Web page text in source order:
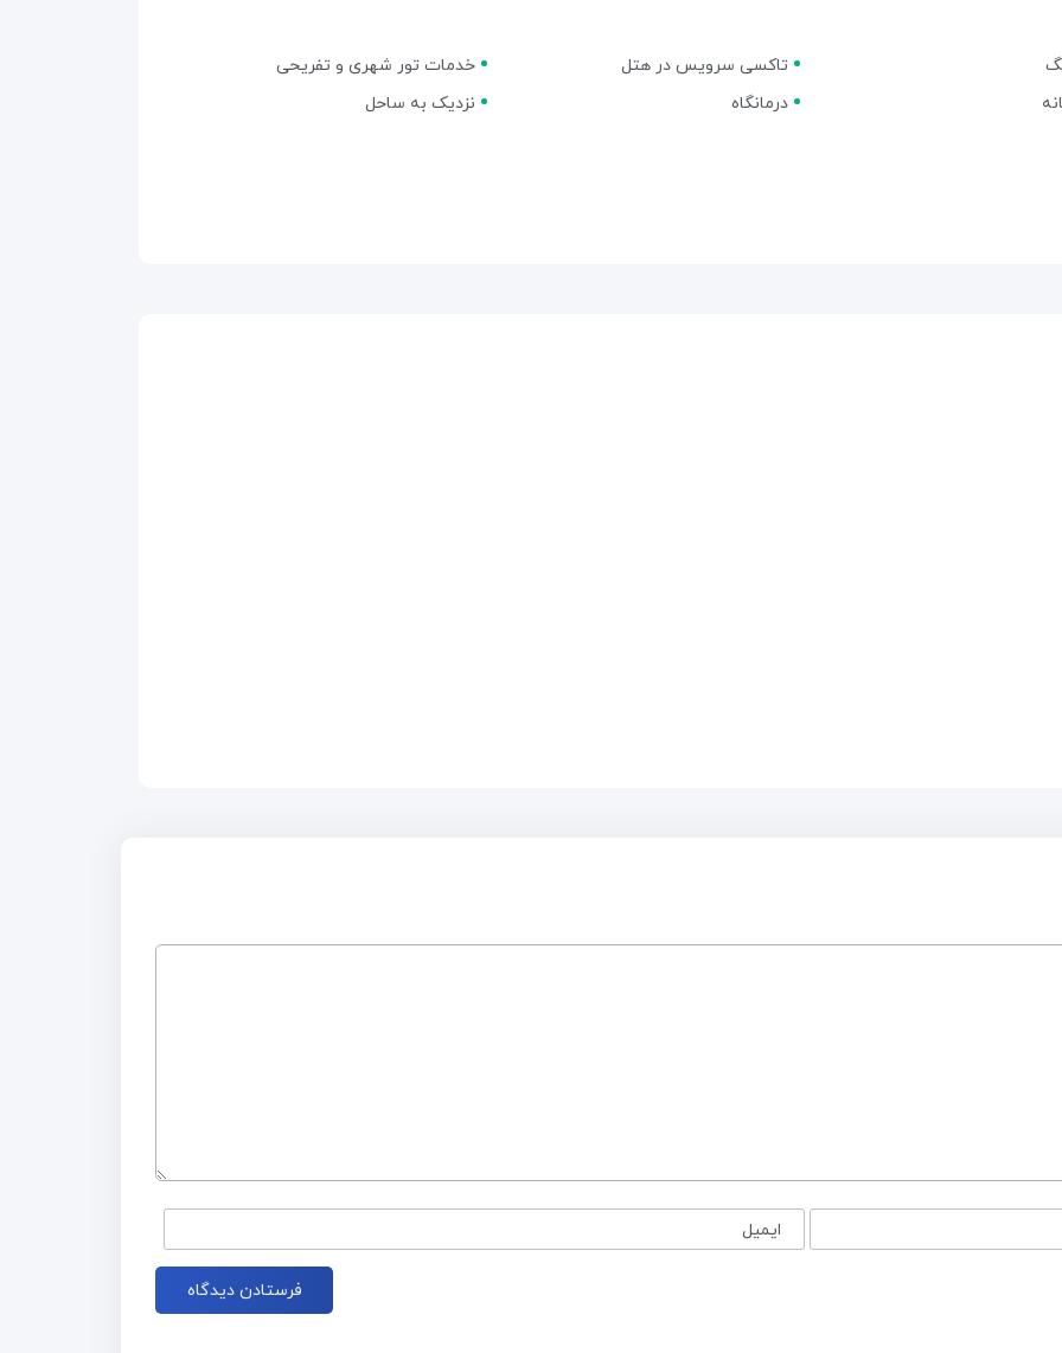
تاکسی سرویس در هتل
خدمات تور شهری و تفریحی
درمانگاه نزدیک به ساحل
ایمیل